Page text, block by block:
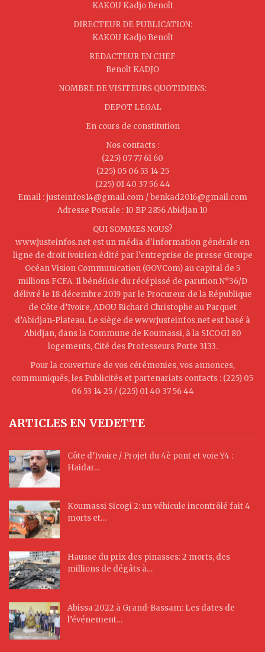
KAKOU Kadjo Benoît
DIRECTEUR DE PUBLICATION:
KAKOU Kadjo Benoît
REDACTEUR EN CHEF
Benoît KADJO
NOMBRE DE VISITEURS QUOTIDIENS:
DEPOT LEGAL
En cours de constitution
Nos contacts :
(225) 07 77 61 60
(225) 05 06 53 14 25
(225) 01 40 37 56 44
Email : justeinfos14@gmail.com / benkad2016@gmail.com
Adresse Postale : 10 BP 2856 Abidjan 10
QUI SOMMES NOUS?
www.justeinfos.net est un média d'information générale en
ligne de droit ivoirien édité par l’entreprise de presse Groupe
Océan Vision Communication (GOVCom) au capital de 5
millions FCFA. Il bénéficie du récépissé de parution N°36/D
délivré le 18 décembre 2019 par le Procureur de la République
de Côte d’Ivoire, ADOU Richard Christophe au Parquet
d’Abidjan-Plateau. Le siège de www.justeinfos.net est basé à
Abidjan, dans la Commune de Koumassi, à la SICOGI 80
logements, Cité des Professeurs Porte 3133.
Pour la couverture de vos cérémonies, vos annonces,
communiqués, les Publicités et partenariats contacts : (225) 05
06 53 14 25 / (225) 01 40 37 56 44
ARTICLES EN VEDETTE
Côte d’Ivoire / Projet du 4è pont et voie Y4 :
Haidar…
Koumassi Sicogi 2: un véhicule incontrôlé fait 4
morts et…
Hausse du prix des pinasses: 2 morts, des
millions de dégâts à…
Abissa 2022 à Grand-Bassam: Les dates de
l’événement…